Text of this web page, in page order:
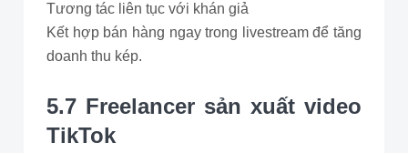
Tương tác liên tục với khán giả
Kết hợp bán hàng ngay trong livestream để tăng
doanh thu kép.
5.7 Freelancer sản xuất video
TikTok